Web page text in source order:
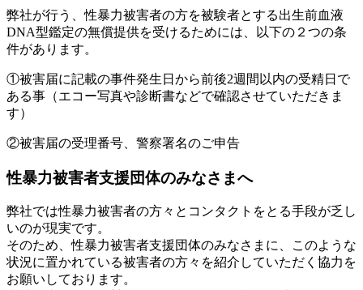
弊社が行う、性暴力被害者の方を被験者とする出生前血液
DNA型鑑定の無償提供を受けるためには、以下の２つの条
件があります。
①被害届に記載の事件発生日から前後2週間以内の受精日で
ある事（エコー写真や診断書などで確認させていただきま
す）
②被害届の受理番号、警察署名のご申告
性暴力被害者支援団体のみなさまへ
弊社では性暴力被害者の方々とコンタクトをとる手段が乏し
いのが現実です。
そのため、性暴力被害者支援団体のみなさまに、このような
状況に置かれている被害者の方々を紹介していただく協力を
お願いしております。